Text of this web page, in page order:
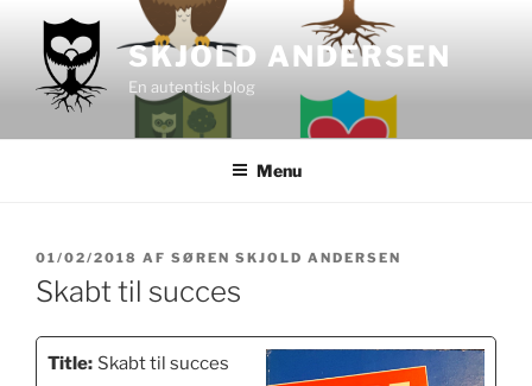
indhold
SKJOLD ANDERSEN
En autentisk blog
Menu
UDGIVET
DEN
01/02/2018 AF SØREN SKJOLD ANDERSEN
Skabt til succes
Title: Skabt til succes